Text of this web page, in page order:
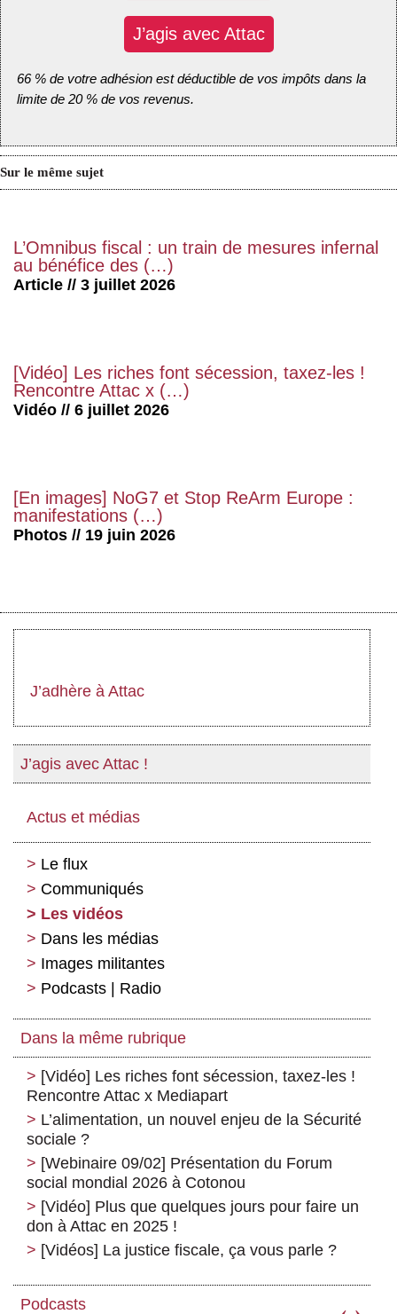
J’agis avec Attac
66 % de votre adhésion est déductible de vos impôts dans la
limite de 20 % de vos revenus.
Sur le même sujet
L’Omnibus fiscal : un train de mesures infernal
au bénéfice des (…)
Article // 3 juillet 2026
[Vidéo] Les riches font sécession, taxez-les !
Rencontre Attac x (…)
Vidéo // 6 juillet 2026
[En images] NoG7 et Stop ReArm Europe :
manifestations (…)
Photos // 19 juin 2026
J’adhère à Attac
J’agis avec Attac !
Actus et médias
Le flux
Communiqués
Les vidéos
Dans les médias
Images militantes
Podcasts | Radio
Dans la même rubrique
[Vidéo] Les riches font sécession, taxez-les !
Rencontre Attac x Mediapart
L’alimentation, un nouvel enjeu de la Sécurité
sociale ?
[Webinaire 09/02] Présentation du Forum
social mondial 2026 à Cotonou
[Vidéo] Plus que quelques jours pour faire un
don à Attac en 2025 !
[Vidéos] La justice fiscale, ça vous parle ?
Podcasts